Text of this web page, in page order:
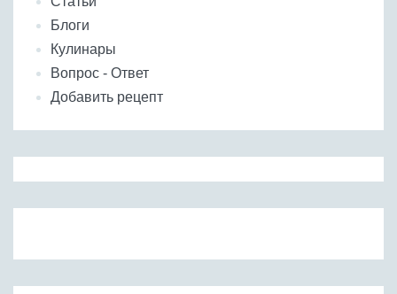
Блоги
Кулинары
Вопрос - Ответ
Добавить рецепт